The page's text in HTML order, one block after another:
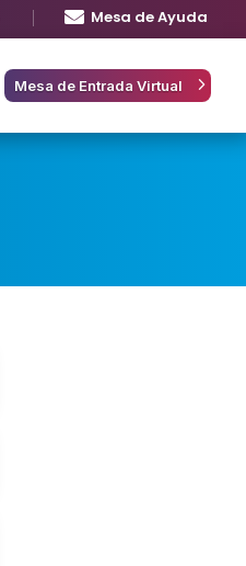
 Mesa de Ayuda
Mesa de Entrada Virtual